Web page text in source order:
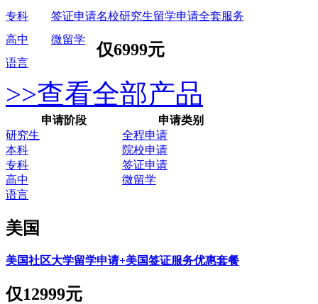
名校研究生留学申请全套服务
仅6999元
专科
签证申请
高中
微留学
语言
>>查看全部产品
申请阶段
申请类别
研究生
全程申请
本科
院校申请
专科
签证申请
高中
微留学
语言
美国
美国社区大学留学申请+美国签证服务优惠套餐
仅12999元